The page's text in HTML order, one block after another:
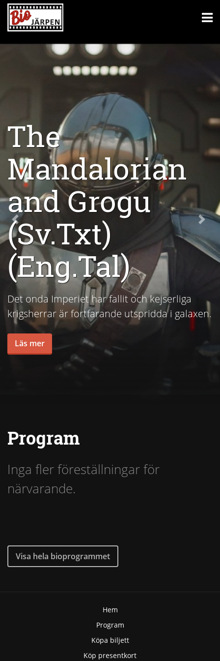
The
Mandalorian
and Grogu
(Sv.Txt)
(Eng.Tal)
Det onda Imperiet har fallit och kejserliga
krigsherrar är fortfarande utspridda i galaxen.
Läs mer
Previous
Program
Inga fler föreställningar för
närvarande.
Visa hela bioprogrammet
Hem
Program
Köpa biljett
Köp presentkort